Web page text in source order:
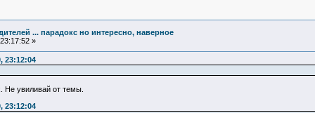
... парадокс но интересно, наверное
»
23:12:04
Не увиливай от темы.
23:12:04